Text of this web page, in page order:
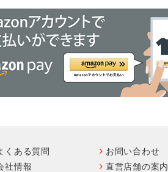
くある質問
お問い合わせ
社情報 直営店舗の案内